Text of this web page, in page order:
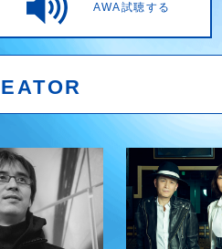
AWA試聴する